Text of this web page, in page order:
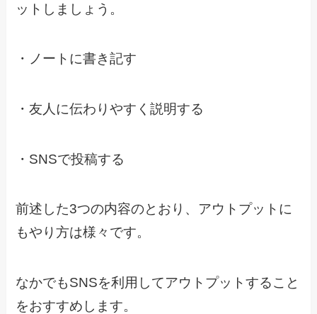
ットしましょう。
・ノートに書き記す
・友人に伝わりやすく説明する
・SNSで投稿する
前述した3つの内容のとおり、アウトプットに
もやり方は様々です。
なかでもSNSを利用してアウトプットすること
をおすすめします。